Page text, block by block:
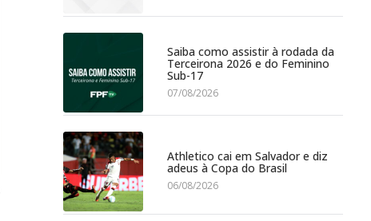
Saiba como assistir à rodada da
Terceirona 2026 e do Feminino
Sub-17
07/08/2026
Athletico cai em Salvador e diz
adeus à Copa do Brasil
06/08/2026